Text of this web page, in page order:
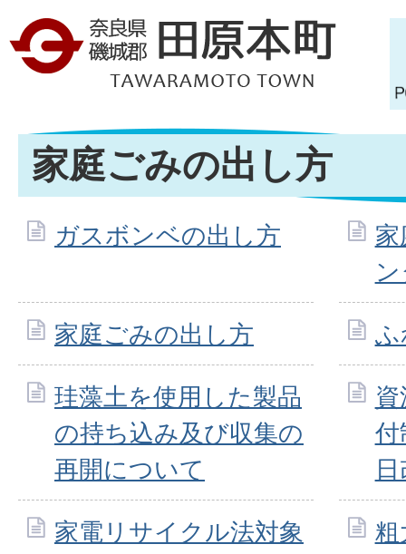
家庭ごみの出し方
ガスボンベの出し方
家庭ごみの出し方 ふ
珪藻土を使用した製品
の持ち込み及び収集の
再開について
付
家電リサイクル法対象
粗